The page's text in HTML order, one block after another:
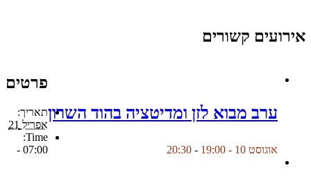
אירועים קשורים
ערב מבוא לזן ומדיטציה בהוד השרון
אוגוסט 10 - 19:00 -
20:30
פרטים
תאריך:
אפריל 21
Time:
07:00 -